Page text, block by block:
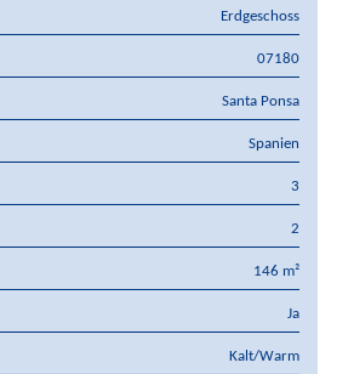
Erdgeschoss
07180
Santa Ponsa
Spanien
3
2
146 m²
Ja
Kalt/Warm